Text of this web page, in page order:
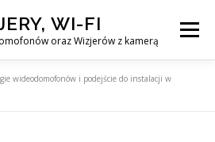
WI-FI
oraz Wizjerów z kamerą
Menu
wideodomofonów i podejście do instalacji w